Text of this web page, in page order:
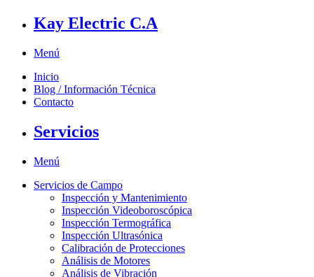
Kay Electric C.A
Menú
Inicio
Blog / Información Técnica
Contacto
Servicios
Menú
Servicios de Campo
Inspección y Mantenimiento
Inspección Videoboroscópica
Inspección Termográfica
Inspección Ultrasónica
Calibración de Protecciones
Análisis de Motores
Análisis de Vibración